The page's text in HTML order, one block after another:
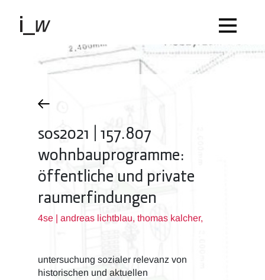
sos2021 | 157.807
wohnbauprogramme:
öffentliche und private
raumerfindungen
4se | andreas lichtblau, thomas kalcher,
untersuchung sozialer relevanz von
historischen und aktuellen